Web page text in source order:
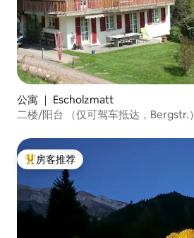
公寓 ｜ Escholzmatt
二楼/阳台 （仅可驾车抵达，Bergstr.）
热门「房客推荐」
房客推荐